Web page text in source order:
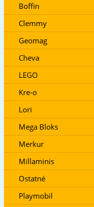
Boffin
Clemmy
Geomag
Cheva
LEGO
Kre-o
Lori
Mega Bloks
Merkur
Millaminis
Ostatné
Playmobil